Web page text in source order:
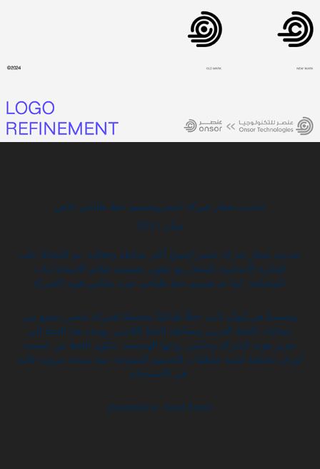
تحديث شعار شركة عنصروتصميم خط طباعي خاص
عمان | 2024
تحديث شعار شركة عنصر ليصبح أكثر بساطة وفعالية. تم الحفاظ على
الفكرة الأساسية للشعار مع تطوير تصميمه ليلائم الاستخدامات
المختلفة. كما تم تصميم خط طباعي جديد يعكس هوية الشركة.
وصممنا في إيوان تايب خطًا طباعيًا مخصصًا لشركة عنصر، يجمع بين
جماليات الخط العربي وبساطة الخط اللاتيني. يهدف هذا الخط إلى
تعزيز هوية الشركة وعكس روحها الهندسية. يتكون الخط من خمسة
أوزان مختلفة لتلبية متطلبات التصميم المتنوعة، مما يمنحه مرونة عالية
في الاستخدام.
presentation: Amal Emad